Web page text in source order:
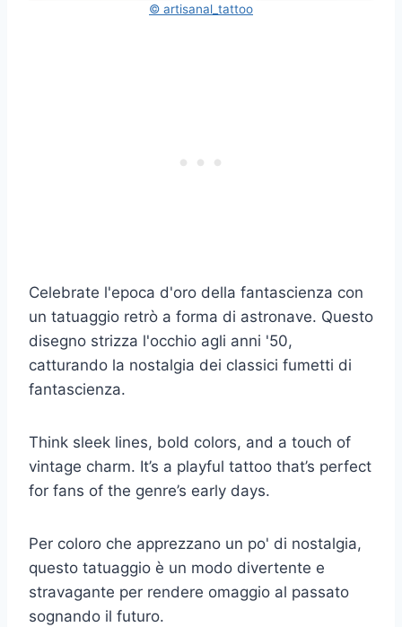
© artisanal_tattoo
Celebrate l'epoca d'oro della fantascienza con
un tatuaggio retrò a forma di astronave. Questo
disegno strizza l'occhio agli anni '50,
catturando la nostalgia dei classici fumetti di
fantascienza.
Think sleek lines, bold colors, and a touch of
vintage charm. It’s a playful tattoo that’s perfect
for fans of the genre’s early days.
Per coloro che apprezzano un po' di nostalgia,
questo tatuaggio è un modo divertente e
stravagante per rendere omaggio al passato
sognando il futuro.